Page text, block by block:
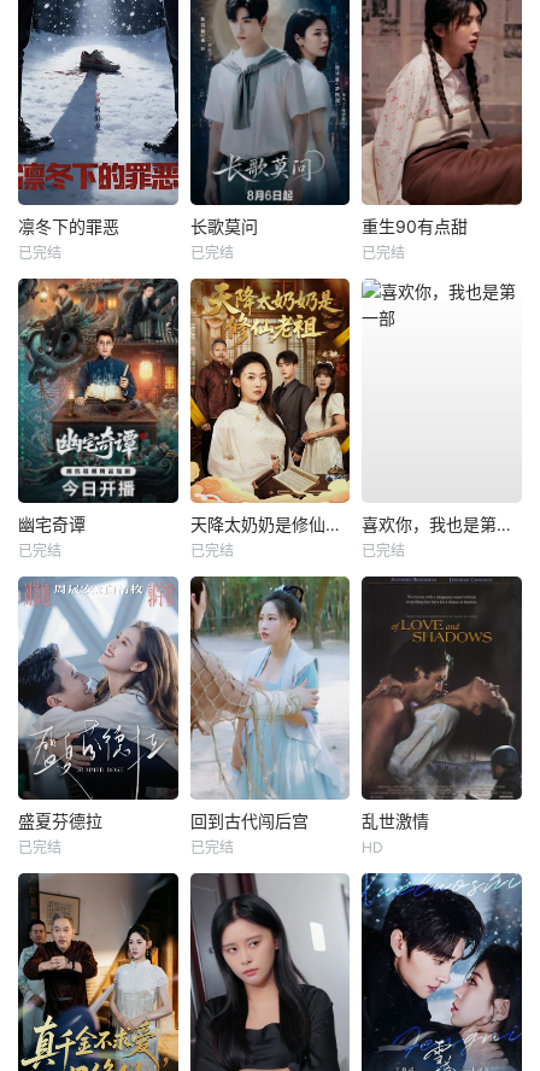
凛冬下的罪恶
已完结
长歌莫问
已完结
重生90有点甜
已完结
幽宅奇谭
已完结
天降太奶奶是修仙老祖
已完结
喜欢你，我也是第一部
已完结
盛夏芬德拉
已完结
回到古代闯后宫
已完结
乱世激情
HD